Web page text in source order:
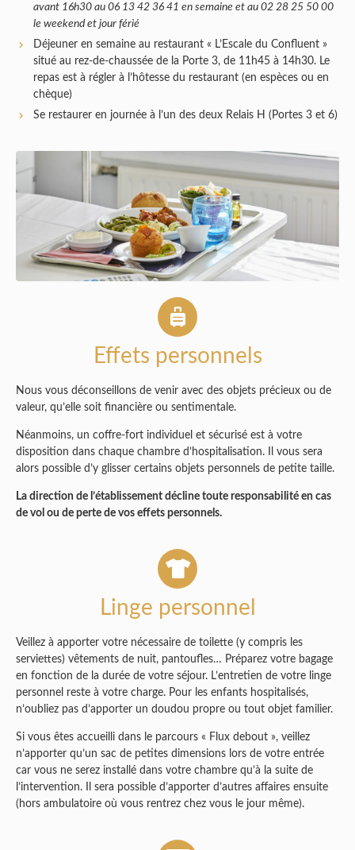
avant 16h30 au 06 13 42 36 41 en semaine et au 02 28 25 50 00
le weekend et jour férié
Déjeuner en semaine au restaurant « L’Escale du Confluent »
situé au rez-de-chaussée de la Porte 3, de 11h45 à 14h30. Le
repas est à régler à l’hôtesse du restaurant (en espèces ou en
chèque)
Se restaurer en journée à l’un des deux Relais H (Portes 3 et 6)
Effets personnels
Nous vous déconseillons de venir avec des objets précieux ou de
valeur, qu’elle soit financière ou sentimentale.
Néanmoins, un coffre-fort individuel et sécurisé est à votre
disposition dans chaque chambre d’hospitalisation. Il vous sera
alors possible d’y glisser certains objets personnels de petite taille.
La direction de l’établissement décline toute responsabilité en cas
de vol ou de perte de vos effets personnels.
Linge personnel
Veillez à apporter votre nécessaire de toilette (y compris les
serviettes) vêtements de nuit, pantoufles… Préparez votre bagage
en fonction de la durée de votre séjour. L’entretien de votre linge
personnel reste à votre charge. Pour les enfants hospitalisés,
n’oubliez pas d’apporter un doudou propre ou tout objet familier.
Si vous êtes accueilli dans le parcours « Flux debout », veillez
n’apporter qu’un sac de petites dimensions lors de votre entrée
car vous ne serez installé dans votre chambre qu’à la suite de
l’intervention. Il sera possible d’apporter d’autres affaires ensuite
(hors ambulatoire où vous rentrez chez vous le jour même).